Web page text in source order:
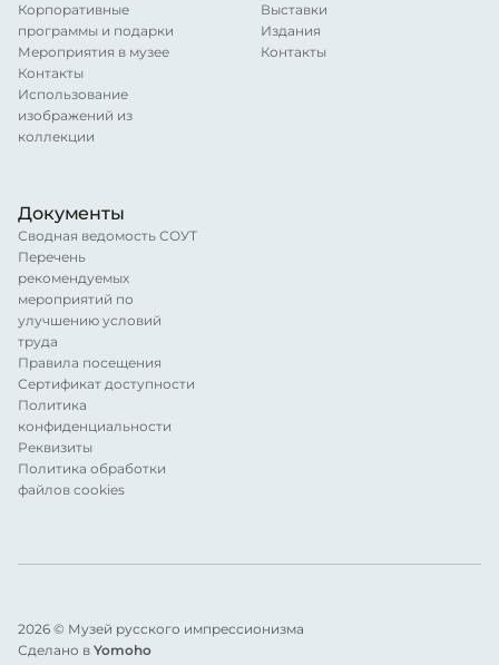
Корпоративные
программы и подарки
Мероприятия в музее
Контакты
Использование
изображений из
коллекции
Выставки
Издания
Контакты
Документы
Сводная ведомость СОУТ
Перечень
рекомендуемых
мероприятий по
улучшению условий
труда
Правила посещения
Сертификат доступности
Политика
конфиденциальности
Реквизиты
Политика обработки
файлов cookies
2026 © Музей русского импрессионизма
Сделано вYomoho